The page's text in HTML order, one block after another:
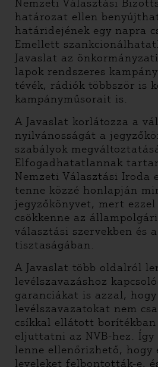
Nemzeti Választási
határozat ellen
határidejének egy napra
Emellett
Javaslat az
lapok rendszeres
tévék, rádiók többször is
kampányműsorait is.
A Javaslat korlátozza a
nyilvánosságát a
szabályok
Elfogadhatatlannak
Nemzeti Választási Iroda
tenne közzé honlapján
jegyzőkönyvet, mert ezzel
csökkenne az
választási szervekben és
tisztaságában.
A Javaslat több oldalról
levélszavazáshoz
garanciákat is azzal,
levélszavazatokat nem
csíkkal ellátott
eljuttatni az NVB-hez. Így
lenne ellenőrizhető, hogy
leveleket felbontották-e,